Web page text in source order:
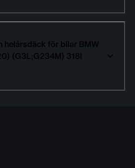
helårsdäck för bilar BMW
(G3L;G234M) 318I